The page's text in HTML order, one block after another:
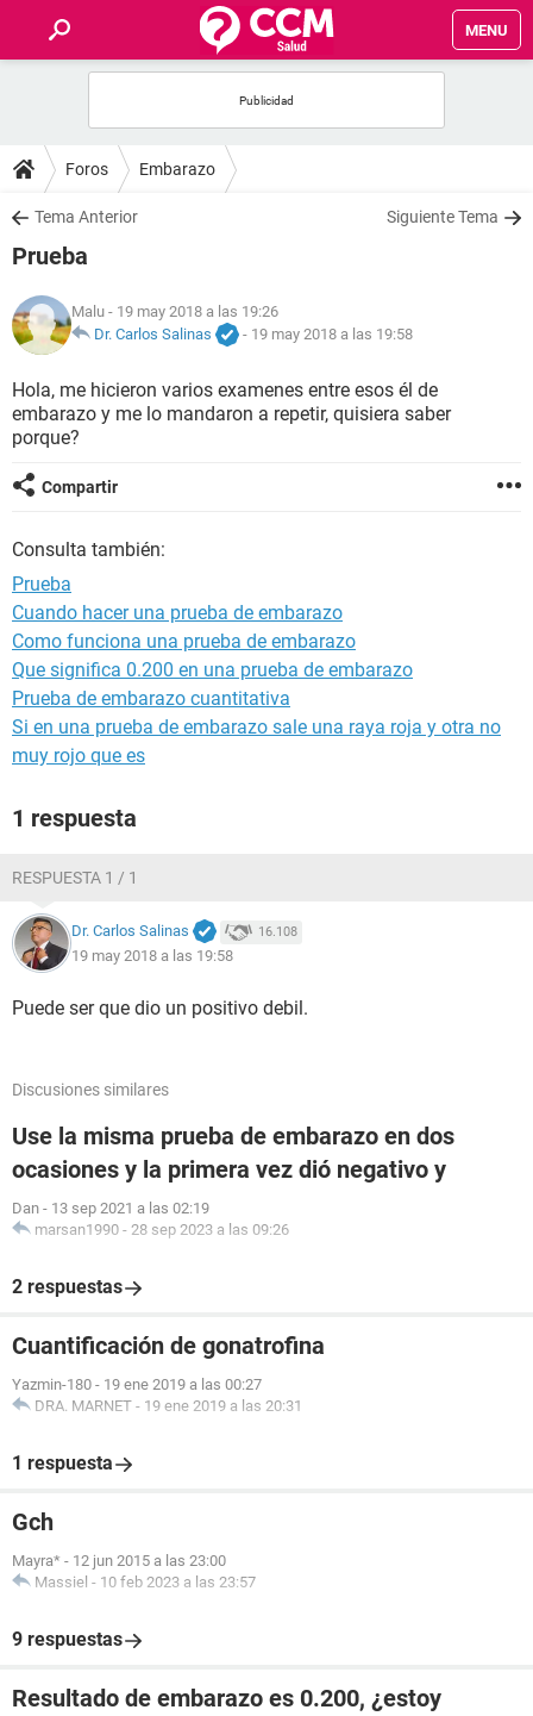
MENU
FOROS
SALUD
NUTRICIÓN
BIENESTAR
Foros Embarazo
Tema Anterior Siguiente Tema
Prueba
Malu - 19 may 2018 a las 19:26
Dr. Carlos Salinas
- 19 may 2018 a las 19:58
Hola, me hicieron varios examenes entre esos él de
embarazo y me lo mandaron a repetir, quisiera saber
porque?
Compartir
Consulta también:
Prueba
Cuando hacer una prueba de embarazo
Como funciona una prueba de embarazo
Que significa 0.200 en una prueba de embarazo
Prueba de embarazo cuantitativa
Si en una prueba de embarazo sale una raya roja y otra no
muy rojo que es
1 respuesta
RESPUESTA 1 / 1
Dr. Carlos Salinas 16.108
19 may 2018 a las 19:58
Puede ser que dio un positivo debil.
Discusiones similares
Use la misma prueba de embarazo en dos
ocasiones y la primera vez dió negativo y
Dan - 13 sep 2021 a las 02:19
marsan1990 - 28 sep 2023 a las 09:26
2 respuestas
Cuantificación de gonatrofina
Yazmin-180 - 19 ene 2019 a las 00:27
DRA. MARNET - 19 ene 2019 a las 20:31
1 respuesta
Gch
Mayra* - 12 jun 2015 a las 23:00
Massiel - 10 feb 2023 a las 23:57
9 respuestas
Resultado de embarazo es 0.200, ¿estoy